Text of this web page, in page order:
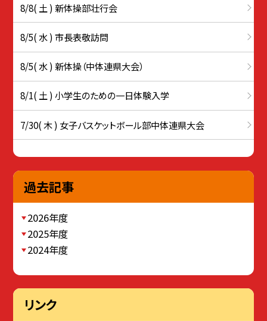
8/8( 土 ) 新体操部壮行会
8/5( 水 ) 市長表敬訪問
8/5( 水 ) 新体操（中体連県大会）
8/1( 土 ) 小学生のための一日体験入学
7/30( 木 ) 女子バスケットボール部中体連県大会
過去記事
2026年度
2025年度
2024年度
リンク